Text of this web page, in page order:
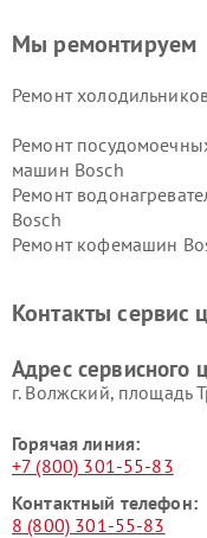
Мы ремонтируем
Ремонт
Ремонт
машин Bosch
Ремонт
Bosch
Ремонт кофемашин
Ремонт сушильных
Контакты сервис
Адрес сервисного
г. Волжский, площадь
Горячая линия:
+7 (800) 301-55-83
Контактный телефон:
8 (800) 301-55-83